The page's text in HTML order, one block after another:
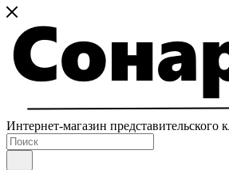
Интернет-магазин представительского